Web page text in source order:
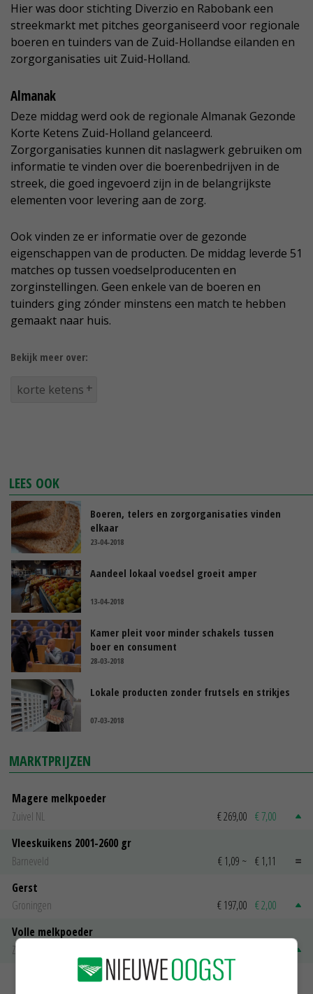
Hier was door stichting Diverzio en Rabobank een
streekmarkt met pitches georganiseerd voor regionale
boeren en tuinders van de Zuid-Hollandse eilanden en
zorgorganisaties uit Zuid-Holland.
Almanak
Deze middag werd ook de regionale Almanak Gezonde
Korte Ketens Zuid-Holland gelanceerd.
Zorgorganisaties kunnen dit naslagwerk gebruiken om
informatie te vinden over die boerenbedrijven in de
streek, die goed ingevoerd zijn in de belangrijkste
elementen voor levering aan de zorg.
Ook vinden ze er informatie over de gezonde
eigenschappen van de producten. De middag leverde 51
matches op tussen voedselproducenten en
zorginstellingen. Geen enkele van de boeren en
tuinders ging zónder minstens een match te hebben
gemaakt naar huis.
Bekijk meer over:
korte ketens
LEES OOK
Boeren, telers en zorgorganisaties vinden
elkaar
23-04-2018
Aandeel lokaal voedsel groeit amper
13-04-2018
Kamer pleit voor minder schakels tussen
boer en consument
28-03-2018
Lokale producten zonder frutsels en strikjes
07-03-2018
MARKTPRIJZEN
Magere melkpoeder
Zuivel NL
€ 269,00 € 7,00
Vleeskuikens 2001-2600 gr
Barneveld
€ 1,09 ~ € 1,11
Gerst
Groningen
€ 197,00 € 2,00
Volle melkpoeder
Zuivel NL
MEER MARKTPRIJZEN